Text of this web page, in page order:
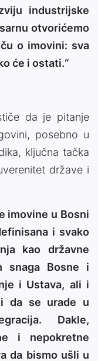
industrijske
otvorićemo
o imovini: sva
će i ostati.“
da je pitanje
posebno u
ključna tačka
države i
imovine u Bosni
i svako
kao državne
snaga Bosne i
i Ustava, ali i
da se urade u
Dakle,
i nepokretne
da bismo ušli u